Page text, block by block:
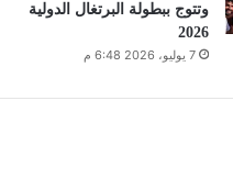
وتتوج ببطولة البرتغال الدولية
2026
7 يوليو، 2026 6:48 م